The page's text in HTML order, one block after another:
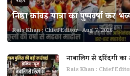
निष्ठा कांवड़ यात्रा का पुष्पवर्षा कर
Rais Khan : Chief Editor Aug 7, 2026
नाबालिग से दरिंदगी
Rais Khan : Chief